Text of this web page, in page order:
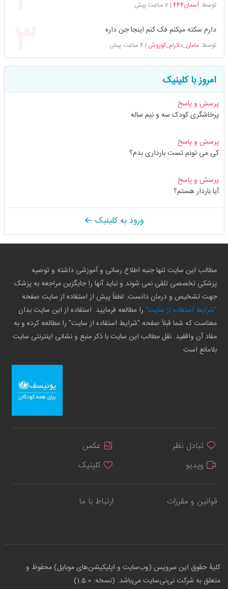
توسطآسمان444 |7 ساعت پیش
دارم سکته میکنم فک کنم اینجا جن داره
توسطمامان_دلارام_کوروش |4 ساعت پیش
امروز با کلینیک
پرسش و پاسخ
پرخاشگری کودک سه و نیم ساله
پرسش و پاسخ
کی می تونم تست بارداری بدم؟
پرسش و پاسخ
آیا باردار هستم؟
ورود به کلینیک
مطالب این سایت تنها جنبه اطلاع رسانی و آموزشی داشته و توصیه
پزشکی تخصصی تلقی نمی شوند و نباید آنها را جایگزین مراجعه به پزشک
جهت تشخیص و درمان دانست. لطفاً پیش از استفاده از سایت صفحه
"شرایط استفاده از سایت" را مطالعه فرمایید. استفاده از این سایت بدان
معناست که شما قبلاً صفحه "شرایط استفاده از سایت" را مطالعه کرده و به
مفاد آن واقفید. نقل مطالب این سایت با ذکر منبع و نشانی اینترنتی سایت
بلامانع است
تبادل نظر
عکس
ویدیو
کلینیک
قوانین و مقررات ارتباط با ما
کلیهٔ حقوق این سرویس (وب‌سایت و اپلیکیشن‌های موبایل) محفوظ و
متعلق به شرکت نی‌نی‌سایت می‌باشد. (نسخه: 1.5.0)